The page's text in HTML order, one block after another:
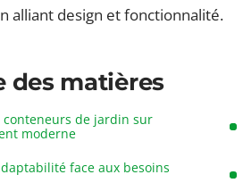
alliant design et fonctionnalité.
des matières
conteneurs de jardin sur
moderne
face aux besoins